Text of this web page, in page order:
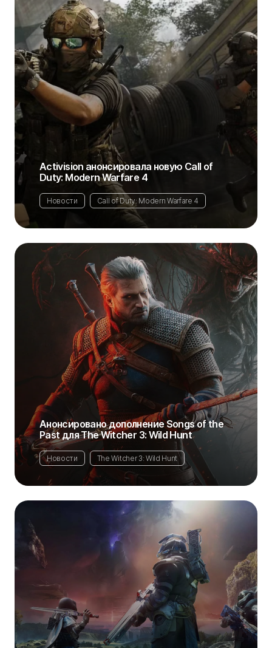
Activision анонсировала новую Call of
Duty: Modern Warfare 4
Новости Call of Duty: Modern Warfare 4
Анонсировано дополнение Songs of the
Past для The Witcher 3: Wild Hunt
Новости The Witcher 3: Wild Hunt